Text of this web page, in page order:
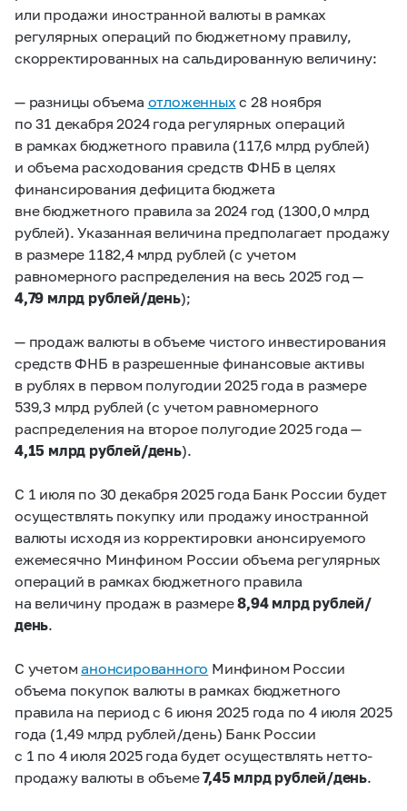
или продажи иностранной валюты в рамках
регулярных операций по бюджетному правилу,
скорректированных на сальдированную величину:
— разницы объема отложенных с 28 ноября
по 31 декабря 2024 года регулярных операций
в рамках бюджетного правила (117,6 млрд рублей)
и объема расходования средств ФНБ в целях
финансирования дефицита бюджета
вне бюджетного правила за 2024 год (1300,0 млрд
рублей). Указанная величина предполагает продажу
в размере 1182,4 млрд рублей (с учетом
равномерного распределения на весь 2025 год —
4,79 млрд рублей/день);
— продаж валюты в объеме чистого инвестирования
средств ФНБ в разрешенные финансовые активы
в рублях в первом полугодии 2025 года в размере
539,3 млрд рублей (с учетом равномерного
распределения на второе полугодие 2025 года —
4,15 млрд рублей/день).
С 1 июля по 30 декабря 2025 года Банк России будет
осуществлять покупку или продажу иностранной
валюты исходя из корректировки анонсируемого
ежемесячно Минфином России объема регулярных
операций в рамках бюджетного правила
на величину продаж в размере8,94 млрд рублей/
день.
С учетоманонсированного Минфином России
объема покупок валюты в рамках бюджетного
правила на период с 6 июня 2025 года по 4 июля 2025
года (1,49 млрд рублей/день) Банк России
с 1 по 4 июля 2025 года будет осуществлять нетто-
продажу валюты в объеме7,45 млрд рублей/день.